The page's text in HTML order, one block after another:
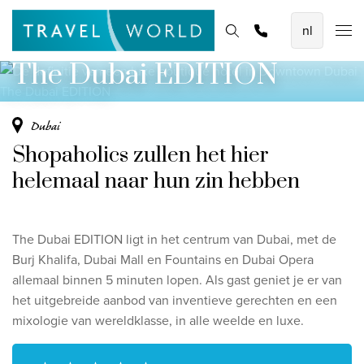
De mooiste vliegvakanties
Baoase Luxury Resort Curaçao
Lux* Grand Baie Resort Mauritius
Bekijk alle vliegvakanties
8-daagse Emiraten Ontdekkingsreis
Fly & Drive - Kleuren van Yucatan
Ontdekking Sri Lanka
Bekijk alle rondreizen
Homepage Bestemmingen Thema's Promoties
Offerte aanvragen
De definitie van een luxe boutique hotel in
Downtown Dubai
The Dubai EDITION
Dubai
Shopaholics zullen het hier
helemaal naar hun zin hebben
The Dubai EDITION ligt in het centrum van Dubai, met de
Burj Khalifa, Dubai Mall en Fountains en Dubai Opera
allemaal binnen 5 minuten lopen. Als gast geniet je er van
het uitgebreide aanbod van inventieve gerechten en een
mixologie van wereldklasse, in alle weelde en luxe.